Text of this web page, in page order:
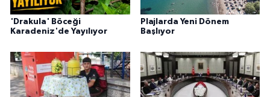
'Drakula' Böceği
Karadeniz'de Yayılıyor
Plajlarda Yeni Dönem
Başlıyor